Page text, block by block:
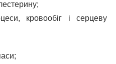
кровообіг і серцеву